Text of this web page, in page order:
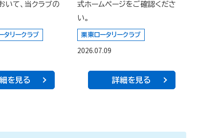
いて、当クラブの
タリークラブ
を見る
式ホームページをご確認くださ
い。
栗東ロータリークラブ
2026.07.09
詳細を見る